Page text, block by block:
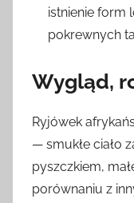
istnienie form
pokrewnych
Wygląd,
Ryjówek
— smukłe ciało
pyszczkiem,
porównaniu z